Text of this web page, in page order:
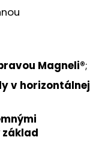
Magneli®;
v horizontálnej